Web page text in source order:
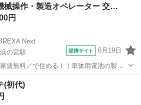
械操作・製造オペレーター 交…
円
Next
の宮駅
提携サイト 6月19日
賃無料／で住める！｜車体用電池の製造
に【年間休日130日】！ 人気の工場
ング、検
宮駅
(初代)